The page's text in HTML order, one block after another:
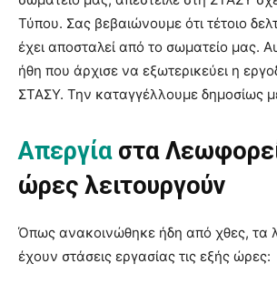
Τύπου. Σας βεβαιώνουμε ότι τέτοιο
έχει αποσταλεί από το σωματείο μας.
ήθη που άρχισε να εξωτερικεύει η
ΣΤΑΣΥ. Την καταγγέλλουμε δημοσίως
Απεργίαστα
ώρες λειτουργούν
Όπως ανακοινώθηκε ήδη από χθες, τα
έχουν στάσεις εργασίας τις εξής ώρες: